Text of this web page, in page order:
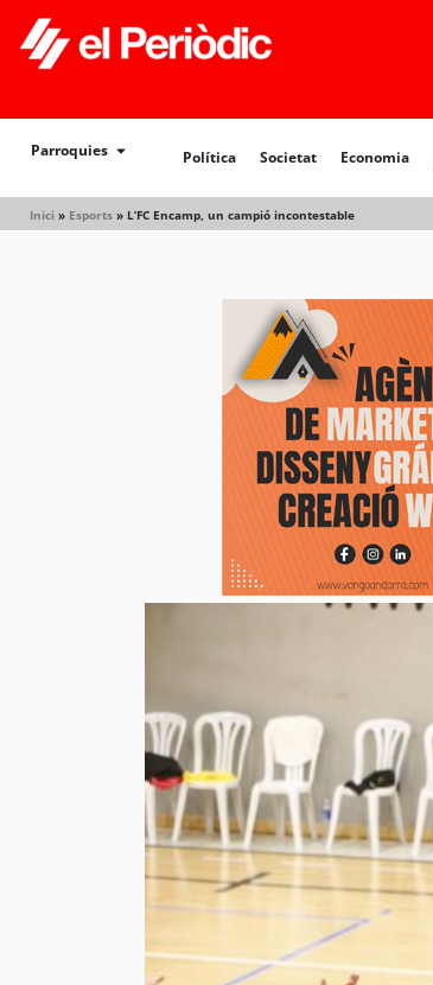
Parroquies Política Societat Economia
Inici » Esports » L’FC Encamp, un campió incontestable
Política Societat